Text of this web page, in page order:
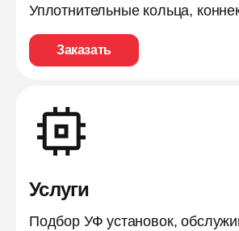
Уплотнительные кольца,
Заказать
Услуги
Подбор УФ установок,